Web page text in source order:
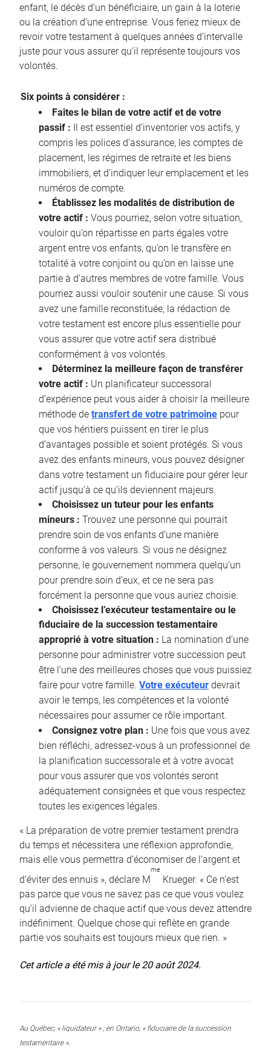
enfant, le décès d’un bénéficiaire, un gain à la loterie
ou la création d’une entreprise. Vous feriez mieux de
revoir votre testament à quelques années d’intervalle
juste pour vous assurer qu’il représente toujours vos
volontés.
Six points à considérer :
Faites le bilan de votre actif et de votre
passif : Il est essentiel d’inventorier vos actifs, y
compris les polices d’assurance, les comptes de
placement, les régimes de retraite et les biens
immobiliers, et d’indiquer leur emplacement et les
numéros de compte.
Établissez les modalités de distribution de
votre actif : Vous pourriez, selon votre situation,
vouloir qu’on répartisse en parts égales votre
argent entre vos enfants, qu’on le transfère en
totalité à votre conjoint ou qu’on en laisse une
partie à d’autres membres de votre famille. Vous
pourriez aussi vouloir soutenir une cause. Si vous
avez une famille reconstituée, la rédaction de
votre testament est encore plus essentielle pour
vous assurer que votre actif sera distribué
conformément à vos volontés.
Déterminez la meilleure façon de transférer
votre actif : Un planificateur successoral
d’expérience peut vous aider à choisir la meilleure
méthode de transfert de votre patrimoine pour
que vos héritiers puissent en tirer le plus
d’avantages possible et soient protégés. Si vous
avez des enfants mineurs, vous pouvez désigner
dans votre testament un fiduciaire pour gérer leur
actif jusqu’à ce qu’ils deviennent majeurs.
Choisissez un tuteur pour les enfants
mineurs : Trouvez une personne qui pourrait
prendre soin de vos enfants d’une manière
conforme à vos valeurs. Si vous ne désignez
personne, le gouvernement nommera quelqu’un
pour prendre soin d’eux, et ce ne sera pas
forcément la personne que vous auriez choisie.
Choisissez l’exécuteur testamentaire ou le
fiduciaire de la succession testamentaire
approprié à votre situation : La nomination d’une
personne pour administrer votre succession peut
être l’une des meilleures choses que vous puissiez
faire pour votre famille. Votre exécuteur devrait
avoir le temps, les compétences et la volonté
nécessaires pour assumer ce rôle important.
Consignez votre plan : Une fois que vous avez
bien réfléchi, adressez-vous à un professionnel de
la planification successorale et à votre avocat
pour vous assurer que vos volontés seront
adéquatement consignées et que vous respectez
toutes les exigences légales.
« La préparation de votre premier testament prendra
du temps et nécessitera une réflexion approfondie,
mais elle vous permettra d’économiser de l’argent et
d’éviter des ennuis », déclare M
me
Krueger. « Ce n’est
pas parce que vous ne savez pas ce que vous voulez
qu’il advienne de chaque actif que vous devez attendre
indéfiniment. Quelque chose qui reflète en grande
partie vos souhaits est toujours mieux que rien. »
Cet article a été mis à jour le 20 août 2024.
Au Québec, « liquidateur » ; en Ontario, « fiduciaire de la succession
testamentaire ».